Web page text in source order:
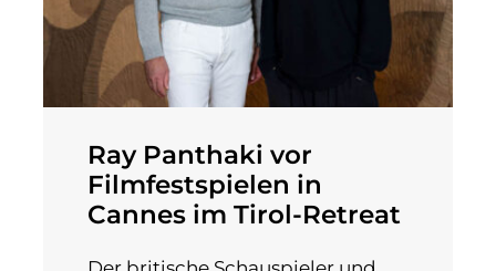
Ray Panthaki vor
Filmfestspielen in
Cannes im Tirol-Retreat